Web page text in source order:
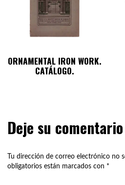
ORNAMENTAL IRON WORK.
CATÁLOGO.
Deje su comentario
Tu dirección de correo electrónico no
obligatorios están marcados con *